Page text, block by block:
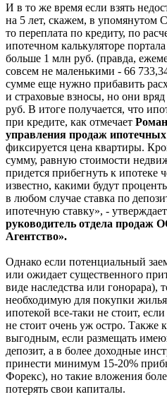
И в то же время если взять
на 5 лет, скажем, в упомянутом
то переплата по кредиту, по
ипотечном калькуляторе
больше 1 млн руб. (правда,
совсем не маленькими - 66
сумме еще нужно прибавить
и страховые взносы, но они
руб. В итоге получается, что
при кредите, как отмечает
управления продаж
фиксируется цена квартиры.
сумму, равную стоимости
придется прибегнуть к ипотеке
известно, какими будут
в любом случае ставка по
ипотечную ставку», - утверждает
руководитель отдела продаж
Агентство».
Однако если потенциальный
или ожидает существенного
виде наследства или гонорара),
необходимую для покупки
ипотекой все-таки не стоит,
не стоит очень уж остро. Также
выгодным, если размещать
депозит, а в более доходные
принести минимум 15-20%
Форекс), но такие вложения
потерять свои капиталы.